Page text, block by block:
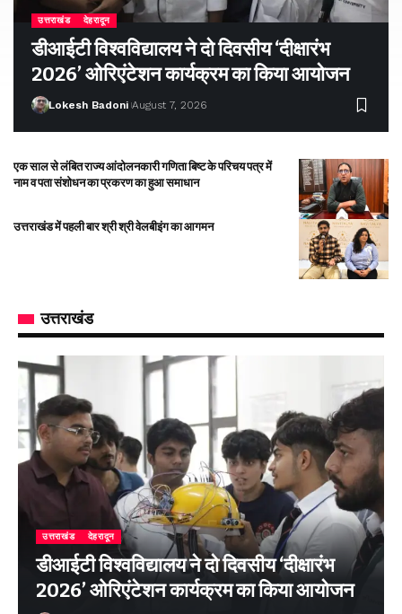
उत्तराखंड देहरादून
डीआईटी विश्वविद्यालय ने दो दिवसीय ‘दीक्षारंभ
2026’ ओरिएंटेशन कार्यक्रम का किया आयोजन
Lokesh Badoni August 7, 2026
एक साल से लंबित राज्य आंदोलनकारी गणिता बिष्ट के परिचय पत्र में
नाम व पता संशोधन का प्रकरण का हुआ समाधान
उत्तराखंड में पहली बार श्री श्री वेलबीइंग का आगमन
उत्तराखंड
उत्तराखंड देहरादून
डीआईटी विश्वविद्यालय ने दो दिवसीय ‘दीक्षारंभ
2026’ ओरिएंटेशन कार्यक्रम का किया आयोजन